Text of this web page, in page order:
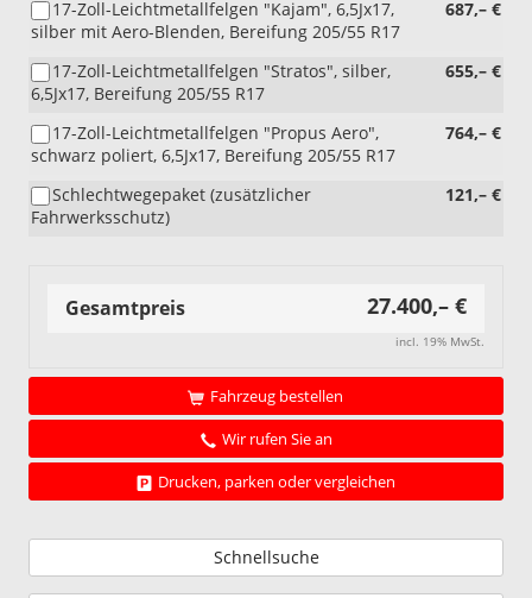
687,– €
17-Zoll-Leichtmetallfelgen "Kajam", 6,5Jx17,
silber mit Aero-Blenden, Bereifung 205/55 R17
655,– €
17-Zoll-Leichtmetallfelgen "Stratos", silber,
6,5Jx17, Bereifung 205/55 R17
764,– €
17-Zoll-Leichtmetallfelgen "Propus Aero",
schwarz poliert, 6,5Jx17, Bereifung 205/55 R17
121,– €
Schlechtwegepaket (zusätzlicher
Fahrwerksschutz)
Gesamtpreis 27.400,– €
incl. 19% MwSt.
Fahrzeug bestellen
Wir rufen Sie an
Drucken, parken oder vergleichen
Schnellsuche